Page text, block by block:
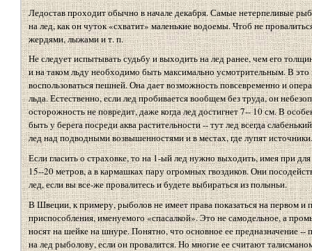
Ледостав проходит обычно в начале декабря. Самые нетерпеливые
на лед, как он чуток «схватит» маленькие водоемы. Чтоб не
жердями, лыжами и т. п.
Не следует испытывать судьбу и выходить на лед ранее, чем его
и на таком льду необходимо быть максимально усмотрительным. В
воспользоваться пешней. Она дает возможность повсевременно и
льда. Естественно, если лед пробивается вообщем без труда, он
осторожность не повредит, даже когда лед достигнет 7-- 10 см. В
быть у берега посреди аква растительности -- тут лед всегда
лед над подводными возвышенностями и в местах, где лупят источники.
Если гласить о страховке, то на 1-ый лед нужно выходить, имея при
15--20 метров, а в кармашках пару огромных гвоздиков. Они
лед, если вы все-же провалитесь и будете выбираться из полыньи.
В Швеции, к примеру, рыболов не имеет права показаться на первом и
приспособления, именуемого «спасалкой». Это не самодельное, а
носят на шейке на шнуре. Понятно, что основное ее предназначение --
на лед рыболову, если он провалится. Но многие ее считают